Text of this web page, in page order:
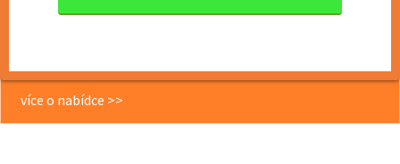
Buď náš obchodník/ce - atraktivní
více o nabídce >>